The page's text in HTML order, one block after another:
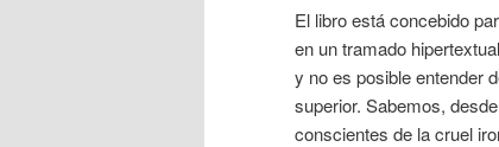
El libro está concebido
en un tramado
y no es posible entender
superior. Sabemos,
conscientes de la cruel